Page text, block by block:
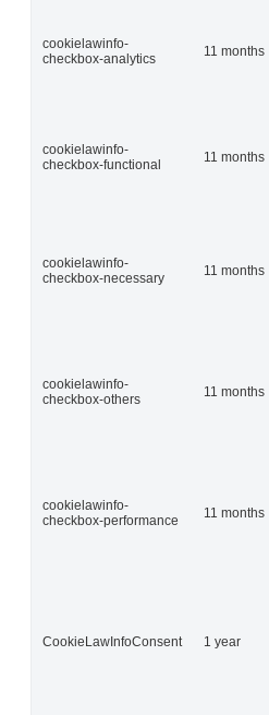
cookielawinfo-
checkbox-analytics
11 months
cookielawinfo-
checkbox-functional
11 months
cookielawinfo-
checkbox-necessary
11 months
cookielawinfo-
checkbox-others
11 months
cookielawinfo-
checkbox-performance
11 months
CookieLawInfoConsent 1 year